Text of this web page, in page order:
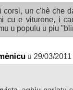
un c'hè che
cu e viturone, i
u populu u piu
u 29/03/